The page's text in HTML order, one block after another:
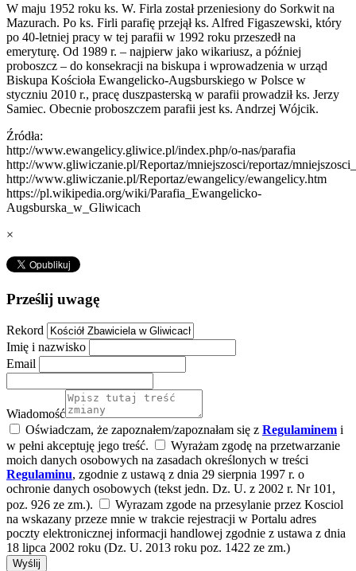
W maju 1952 roku ks. W. Firla został przeniesiony do Sorkwit na
Mazurach. Po ks. Firli parafię przejął ks. Alfred Figaszewski, który
po 40-letniej pracy w tej parafii w 1992 roku przeszedł na
emeryturę. Od 1989 r. – najpierw jako wikariusz, a później
proboszcz – do konsekracji na biskupa i wprowadzenia w urząd
Biskupa Kościoła Ewangelicko-Augsburskiego w Polsce w
styczniu 2010 r., pracę duszpasterską w parafii prowadził ks. Jerzy
Samiec. Obecnie proboszczem parafii jest ks. Andrzej Wójcik.
Źródła:
http://www.ewangelicy.gliwice.pl/index.php/o-nas/parafia
http://www.gliwiczanie.pl/Reportaz/mniejszosci/reportaz/
http://www.gliwiczanie.pl/Reportaz/ewangelicy/ewangelicy.htm
https://pl.wikipedia.org/wiki/Parafia_Ewangelicko-
Augsburska_w_Gliwicach
×
Prześlij uwagę
Rekord
Imię i nazwisko
Email
Wiadomość
Oświadczam, że zapoznałem/zapoznałam się z Regulaminem i
w pełni akceptuję jego treść.
Wyrażam zgodę na przetwarzanie
moich danych osobowych na zasadach określonych w treści
Regulaminu, zgodnie z ustawą z dnia 29 sierpnia 1997 r. o
ochronie danych osobowych (tekst jedn. Dz. U. z 2002 r. Nr 101,
poz. 926 ze zm.).
Wyrazam zgode na przesylanie przez Kosciol
na wskazany przeze mnie w trakcie rejestracji w Portalu adres
poczty elektronicznej informacji handlowej zgodnie z ustawa z dnia
18 lipca 2002 roku (Dz. U. 2013 roku poz. 1422 ze zm.)
Wyślij